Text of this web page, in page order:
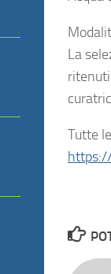
La
Tutte